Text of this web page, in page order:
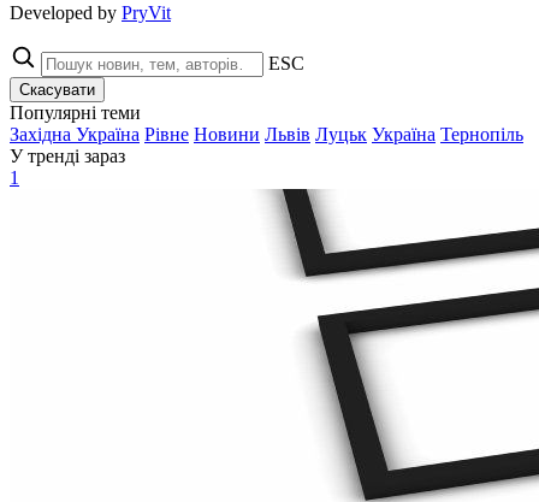
Developed by PryVit
ESC
Скасувати
Популярні теми
Західна Україна Рівне Новини Львів Луцьк Україна Тернопіль
У тренді зараз
1